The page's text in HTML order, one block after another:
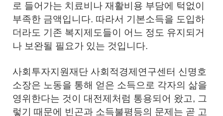
로 들어가는 치료비나 재활비용 부담에 턱없이
부족한 금액입니다. 따라서 기본소득을 도입하
더라도 기존 복지제도들이 어느 정도 유지되거
나 보완될 필요가 있는 것입니다.
사회투자지원재단 사회적경제연구센터 신명호
소장은 노동을 통해 얻은 소득으로 각자의 삶을
영위한다는 것이 대전제처럼 통용되어 왔고, 그
렇기 때문에 빈곤과 소득불평등의 문제는 곧 고